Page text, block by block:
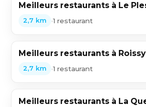
Meilleurs restaurants à Le
2,7 km •1 restaurant
Meilleurs restaurants à
2,7 km •1 restaurant
Meilleurs restaurants à La